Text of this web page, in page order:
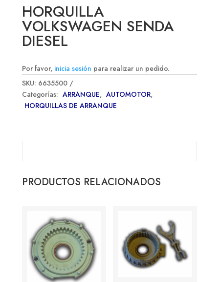
HORQUILLA
VOLKSWAGEN SENDA
DIESEL
Por favor, inicia sesión para realizar un pedido.
SKU: 6635500
Categorías: ARRANQUE, AUTOMOTOR,
HORQUILLAS DE ARRANQUE
PRODUCTOS RELACIONADOS